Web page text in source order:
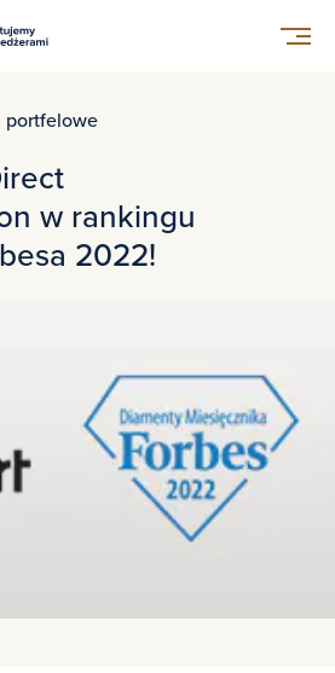
portfelowe
w rankingu
2022!